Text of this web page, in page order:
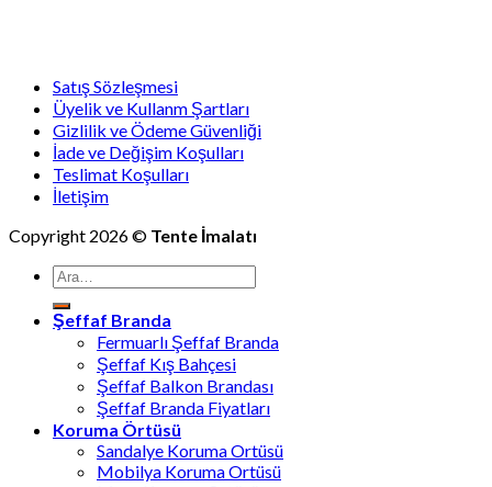
Satış Sözleşmesi
Üyelik ve Kullanm Şartları
Gizlilik ve Ödeme Güvenliği
İade ve Değişim Koşulları
Teslimat Koşulları
İletişim
Copyright 2026 © Tente İmalatı
Ara:
Şeffaf Branda
Fermuarlı Şeffaf Branda
Şeffaf Kış Bahçesi
Şeffaf Balkon Brandası
Şeffaf Branda Fiyatları
Koruma Örtüsü
Sandalye Koruma Ortüsü
Mobilya Koruma Ortüsü